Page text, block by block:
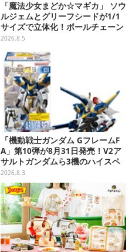
「魔法少女まどか☆マギカ」 ソウ
ルジェムとグリーフシードが1/1
サイズで立体化！ボールチェーン
を外せばフィギュアとして飾れる
2026.8.5
「機動戦士ガンダム GフレームF
A」第10弾が8月31日発売！V2ア
サルトガンダムら3機のハイスペ
ック可動フィギュア
2026.8.3